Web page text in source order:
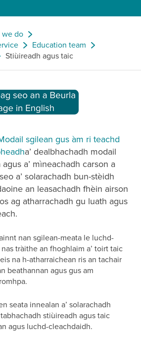
we do
Education team
Stiùireadh agus taic
sgilean gus àm ri teachd
a’ dealbhachadh modail
a’ mìneachadh carson a
a’ solarachadh bun-stèidh
an leasachadh fhèin airson
ag atharrachadh gu luath agus
nan sgilean-meata le luchd-
tràithe an fhoghlaim a’ toirt taic
na h-atharraichean ris an tachair
beathannan agus gus am
seata innealan a’ solarachadh
stiùireadh agus taic
agus luchd-cleachdaidh.